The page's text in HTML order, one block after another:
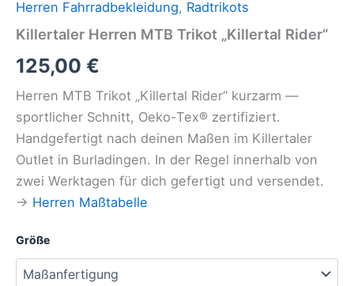
Herren Fahrradbekleidung, Radtrikots
Killertaler Herren MTB Trikot „Killertal Rider“
125,00 €
Herren MTB Trikot „Killertal Rider“ kurzarm —
sportlicher Schnitt, Oeko-Tex® zertifiziert.
Handgefertigt nach deinen Maßen im Killertaler
Outlet in Burladingen. In der Regel innerhalb von
zwei Werktagen für dich gefertigt und versendet.
→ Herren Maßtabelle
Größe